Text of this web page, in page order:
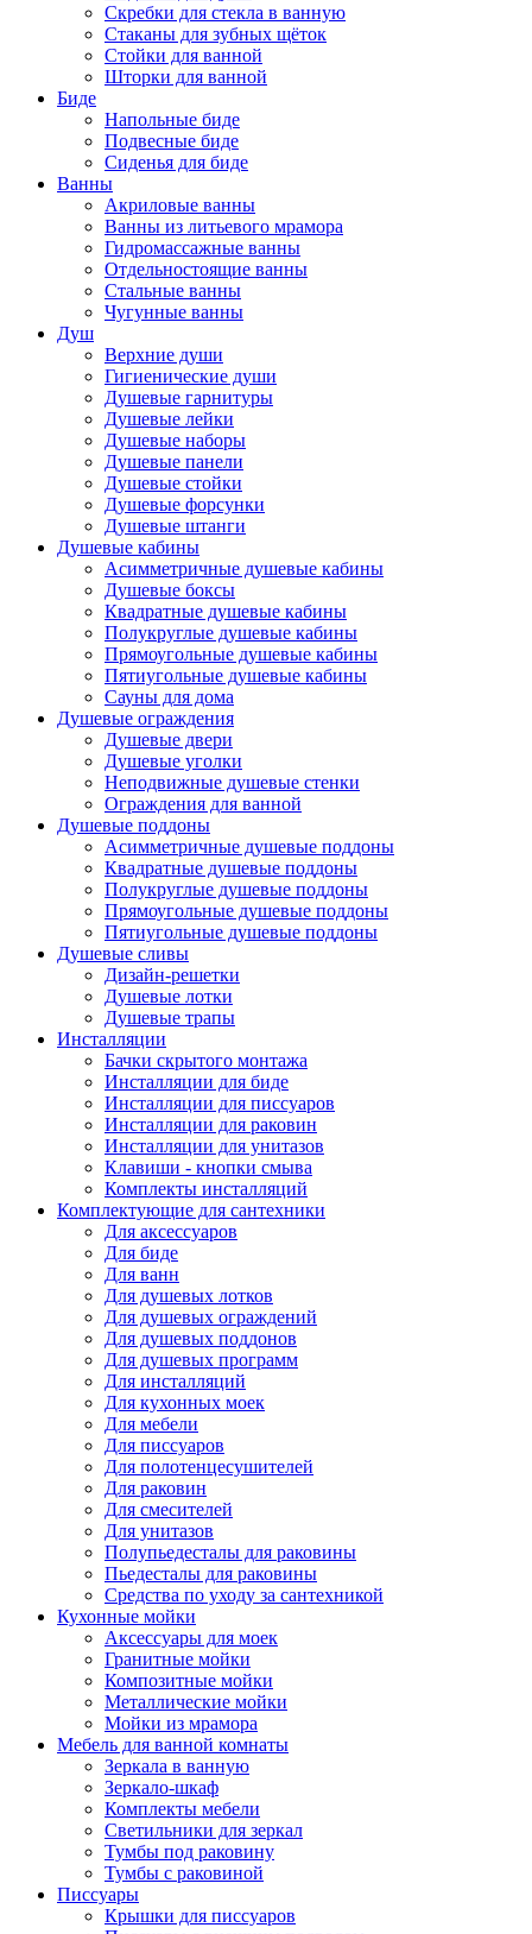
Скребки для стекла в ванную
Стаканы для зубных щёток
Стойки для ванной
Шторки для ванной
Биде
Напольные биде
Подвесные биде
Сиденья для биде
Ванны
Акриловые ванны
Ванны из литьевого мрамора
Гидромассажные ванны
Отдельностоящие ванны
Стальные ванны
Чугунные ванны
Душ
Верхние души
Гигиенические души
Душевые гарнитуры
Душевые лейки
Душевые наборы
Душевые панели
Душевые стойки
Душевые форсунки
Душевые штанги
Душевые кабины
Асимметричные душевые кабины
Душевые боксы
Квадратные душевые кабины
Полукруглые душевые кабины
Прямоугольные душевые кабины
Пятиугольные душевые кабины
Сауны для дома
Душевые ограждения
Душевые двери
Душевые уголки
Неподвижные душевые стенки
Ограждения для ванной
Душевые поддоны
Асимметричные душевые поддоны
Квадратные душевые поддоны
Полукруглые душевые поддоны
Прямоугольные душевые поддоны
Пятиугольные душевые поддоны
Душевые сливы
Дизайн-решетки
Душевые лотки
Душевые трапы
Инсталляции
Бачки скрытого монтажа
Инсталляции для биде
Инсталляции для писсуаров
Инсталляции для раковин
Инсталляции для унитазов
Клавиши - кнопки смыва
Комплекты инсталляций
Комплектующие для сантехники
Для аксессуаров
Для биде
Для ванн
Для душевых лотков
Для душевых ограждений
Для душевых поддонов
Для душевых программ
Для инсталляций
Для кухонных моек
Для мебели
Для писсуаров
Для полотенцесушителей
Для раковин
Для смесителей
Для унитазов
Полупьедесталы для раковины
Пьедесталы для раковины
Средства по уходу за сантехникой
Кухонные мойки
Аксессуары для моек
Гранитные мойки
Композитные мойки
Металлические мойки
Мойки из мрамора
Мебель для ванной комнаты
Зеркала в ванную
Зеркало-шкаф
Комплекты мебели
Светильники для зеркал
Тумбы под раковину
Тумбы с раковиной
Писсуары
Крышки для писсуаров